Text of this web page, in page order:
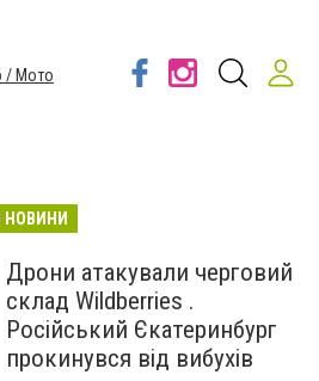
/ Мото
НОВИНИ
Дрони атакували черговий
склад Wildberries .
Російський Єкатеринбург
прокинувся від вибухів